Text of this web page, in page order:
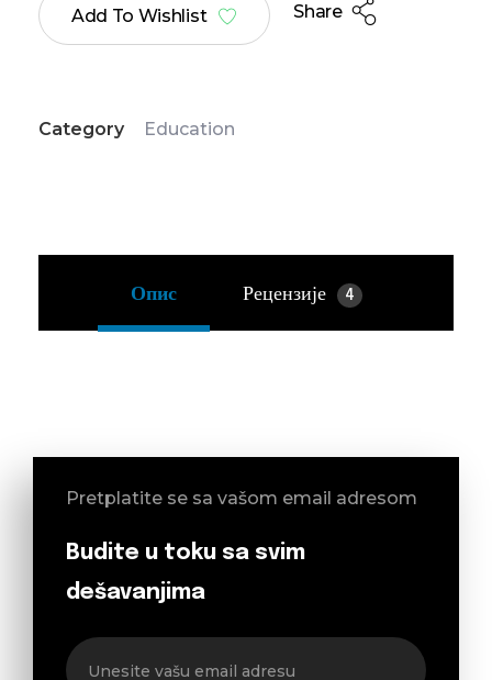
Add To Wishlist Share
Category Education
Опис Рецензије 4
Pretplatite se sa vašom email adresom
Budite u toku sa svim
dešavanjima